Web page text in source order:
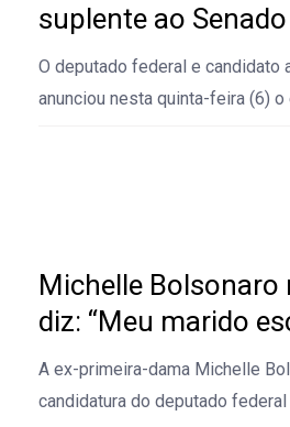
suplente ao Senado
O deputado federal e candidato
anunciou nesta quinta-feira (6)
Michelle Bolsonaro
diz: “Meu marido
A ex-primeira-dama Michelle
candidatura do deputado